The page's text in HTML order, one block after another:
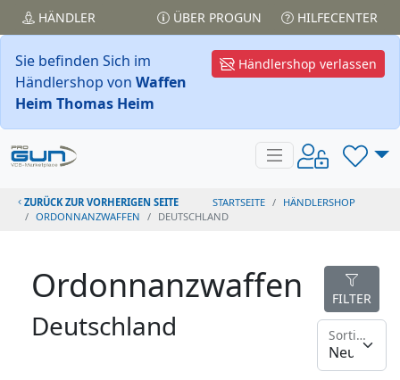
HÄNDLER ÜBER PROGUN HILFECENTER
Händlershop verlassen
Sie befinden Sich im
Händlershop von Waffen
Heim Thomas Heim
ZURÜCK ZUR VORHERIGEN SEITE STARTSEITE
HÄNDLERSHOP
ORDONNANZWAFFEN
DEUTSCHLAND
Ordonnanzwaffen
Deutschland
FILTER
Sortieren nach